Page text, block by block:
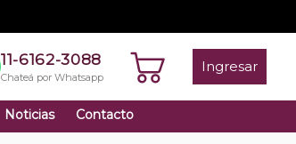
11-6162-3088
Chateá por Whatsapp
Ingresar
Noticias Contacto